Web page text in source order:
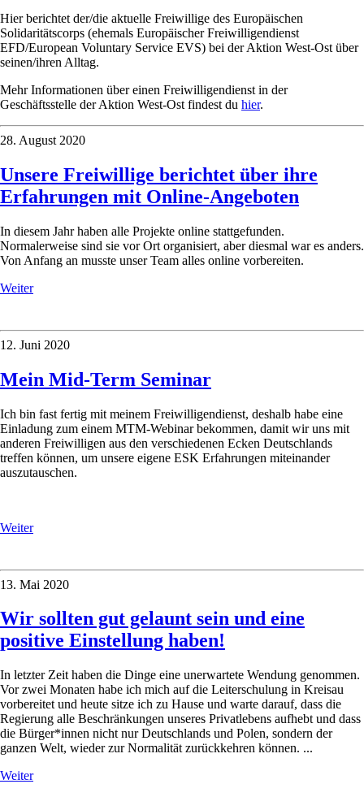
Hier berichtet der/die aktuelle Freiwillige des Europäischen
Solidaritätscorps (ehemals Europäischer Freiwilligendienst
EFD/European Voluntary Service EVS) bei der Aktion West-Ost über
seinen/ihren Alltag.
Mehr Informationen über einen Freiwilligendienst in der
Geschäftsstelle der Aktion West-Ost findest du hier.
28. August 2020
Unsere Freiwillige berichtet über ihre
Erfahrungen mit Online-Angeboten
In diesem Jahr haben alle Projekte online stattgefunden.
Normalerweise sind sie vor Ort organisiert, aber diesmal war es anders.
Von Anfang an musste unser Team alles online vorbereiten.
Weiter
12. Juni 2020
Mein Mid-Term Seminar
Ich bin fast fertig mit meinem Freiwilligendienst, deshalb habe eine
Einladung zum einem MTM-Webinar bekommen, damit wir uns mit
anderen Freiwilligen aus den verschiedenen Ecken Deutschlands
treffen können, um unsere eigene ESK Erfahrungen miteinander
auszutauschen.
Weiter
13. Mai 2020
Wir sollten gut gelaunt sein und eine
positive Einstellung haben!
In letzter Zeit haben die Dinge eine unerwartete Wendung genommen.
Vor zwei Monaten habe ich mich auf die Leiterschulung in Kreisau
vorbereitet und heute sitze ich zu Hause und warte darauf, dass die
Regierung alle Beschränkungen unseres Privatlebens aufhebt und dass
die Bürger*innen nicht nur Deutschlands und Polen, sondern der
ganzen Welt, wieder zur Normalität zurückkehren können. ...
Weiter